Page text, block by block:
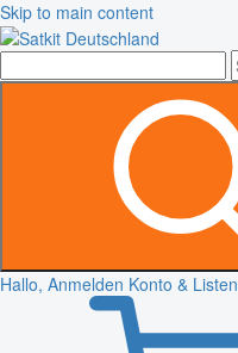
Skip to main content
Hallo, Anmelden Konto & Listen